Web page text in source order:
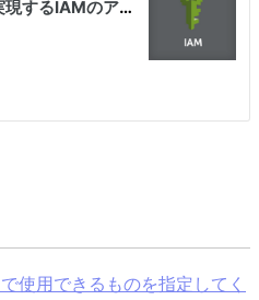
使用できるものを指定してく